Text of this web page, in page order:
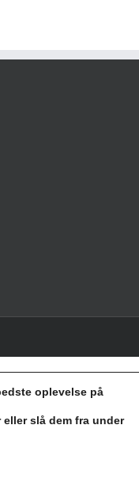
oplevelse på
slå dem fra under